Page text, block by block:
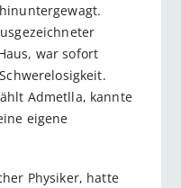
war sofort
Admetlla, kannte
eigene
Physiker, hatte